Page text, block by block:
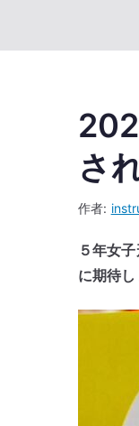
さ
作者:
５年女
に期待し